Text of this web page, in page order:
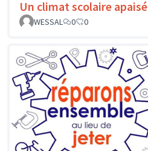
Un climat scolaire apaisé
WESSAL
0 0